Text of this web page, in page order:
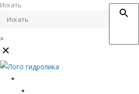
Искать
×